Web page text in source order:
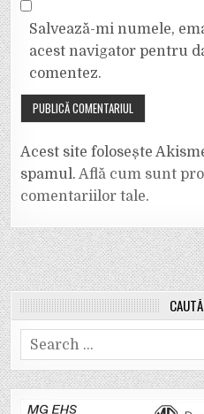
Salvează-mi numele,
acest navigator pentru
comentez.
Acest site folosește
spamul.Află cum sunt
comentariilor tale.
Search
for: